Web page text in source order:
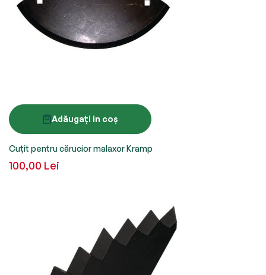
Adăugați in coș
Cuțit pentru cărucior malaxor Kramp
100,00 Lei